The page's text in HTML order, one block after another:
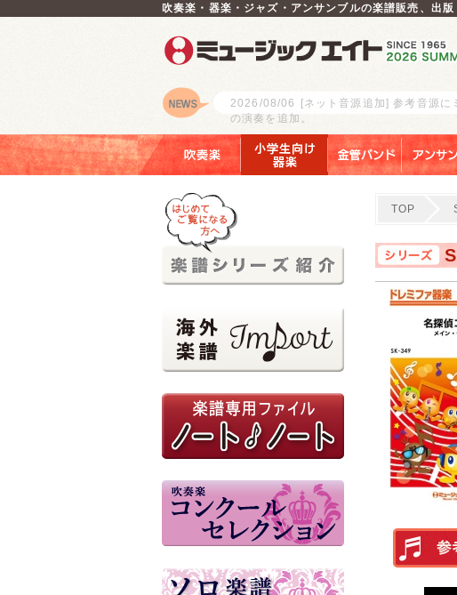
吹奏楽・器楽・ジャズ・アンサンブルの楽譜販売、出版
ロゴ
2026/08/06
[ネット音源追加] 参考音源に
の演奏を追加。
TOP
M8器楽倶楽部